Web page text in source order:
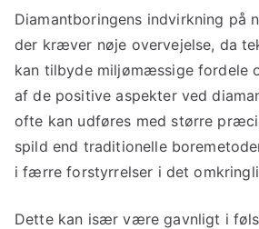
Diamantboringens indvirkning på
der kræver nøje overvejelse, da
kan tilbyde miljømæssige fordele
af de positive aspekter ved
ofte kan udføres med større
spild end traditionelle
i færre forstyrrelser i det
Dette kan især være gavnligt i